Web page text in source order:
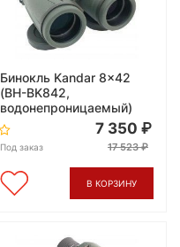
Бинокль Kandar 8x42
(BH-BK842,
водонепроницаемый)
Под заказ
7 350
17 523
В КОРЗИНУ